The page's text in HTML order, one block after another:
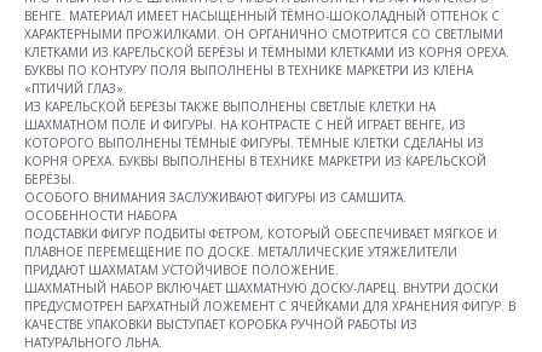
ВЕНГЕ. МАТЕРИАЛ ИМЕЕТ НАСЫЩЕННЫЙ ТЁМНО-ШОКОЛАДНЫЙ ОТТЕНОК С
ХАРАКТЕРНЫМИ ПРОЖИЛКАМИ. ОН ОРГАНИЧНО СМОТРИТСЯ СО СВЕТЛЫМИ
КЛЕТКАМИ ИЗ КАРЕЛЬСКОЙ БЕРЁЗЫ И ТЁМНЫМИ КЛЕТКАМИ ИЗ КОРНЯ ОРЕХА.
БУКВЫ ПО КОНТУРУ ПОЛЯ ВЫПОЛНЕНЫ В ТЕХНИКЕ МАРКЕТРИ ИЗ КЛЁНА
«ПТИЧИЙ ГЛАЗ».
ИЗ КАРЕЛЬСКОЙ БЕРЁЗЫ ТАКЖЕ ВЫПОЛНЕНЫ СВЕТЛЫЕ КЛЕТКИ НА
ШАХМАТНОМ ПОЛЕ И ФИГУРЫ. НА КОНТРАСТЕ С НЕЙ ИГРАЕТ ВЕНГЕ, ИЗ
КОТОРОГО ВЫПОЛНЕНЫ ТЁМНЫЕ ФИГУРЫ. ТЁМНЫЕ КЛЕТКИ СДЕЛАНЫ ИЗ
КОРНЯ ОРЕХА. БУКВЫ ВЫПОЛНЕНЫ В ТЕХНИКЕ МАРКЕТРИ ИЗ КАРЕЛЬСКОЙ
БЕРЁЗЫ.
ОСОБОГО ВНИМАНИЯ ЗАСЛУЖИВАЮТ ФИГУРЫ ИЗ САМШИТА.
ОСОБЕННОСТИ НАБОРА
ПОДСТАВКИ ФИГУР ПОДБИТЫ ФЕТРОМ, КОТОРЫЙ ОБЕСПЕЧИВАЕТ МЯГКОЕ И
ПЛАВНОЕ ПЕРЕМЕЩЕНИЕ ПО ДОСКЕ. МЕТАЛЛИЧЕСКИЕ УТЯЖЕЛИТЕЛИ
ПРИДАЮТ ШАХМАТАМ УСТОЙЧИВОЕ ПОЛОЖЕНИЕ.
ШАХМАТНЫЙ НАБОР ВКЛЮЧАЕТ ШАХМАТНУЮ ДОСКУ-ЛАРЕЦ. ВНУТРИ ДОСКИ
ПРЕДУСМОТРЕН БАРХАТНЫЙ ЛОЖЕМЕНТ С ЯЧЕЙКАМИ ДЛЯ ХРАНЕНИЯ ФИГУР. В
КАЧЕСТВЕ УПАКОВКИ ВЫСТУПАЕТ КОРОБКА РУЧНОЙ РАБОТЫ ИЗ
НАТУРАЛЬНОГО ЛЬНА.